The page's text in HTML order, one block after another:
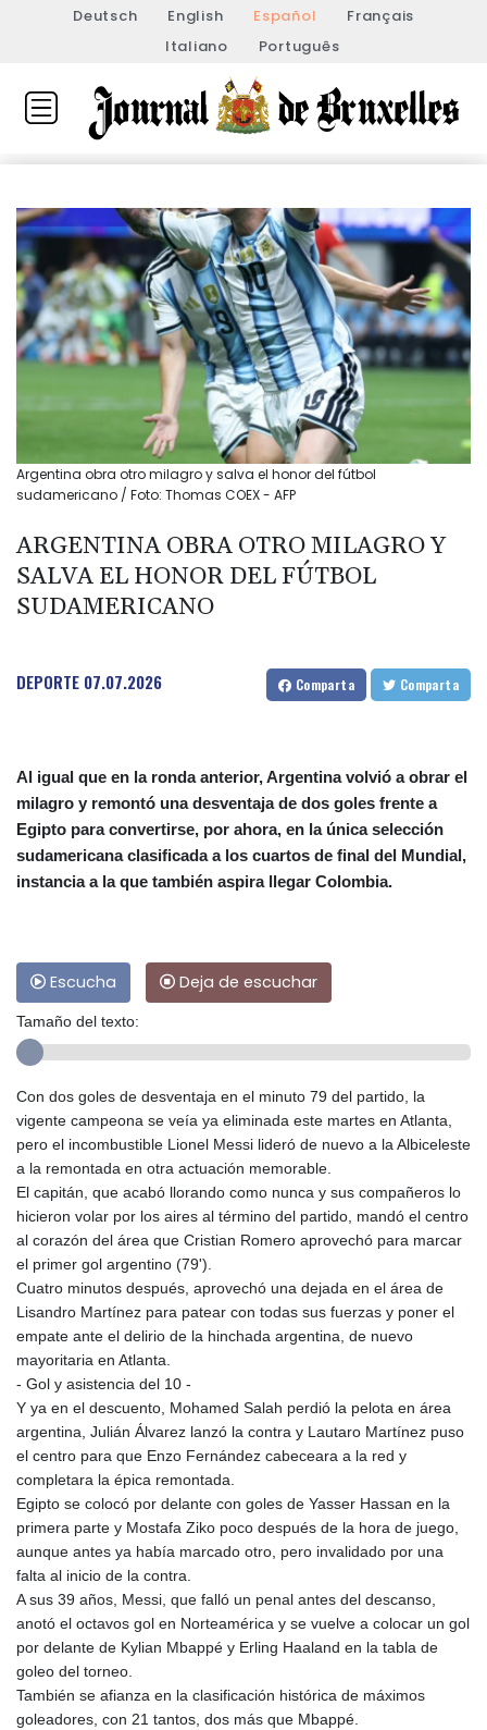
Deutsch English Español
Français
Italiano
Português
Argentina obra otro milagro y salva el honor del fútbol
sudamericano / Foto: Thomas COEX - AFP
ARGENTINA OBRA OTRO MILAGRO Y
SALVA EL HONOR DEL FÚTBOL
SUDAMERICANO
DEPORTE 07.07.2026 Comparta Comparta
Al igual que en la ronda anterior, Argentina volvió a obrar el
milagro y remontó una desventaja de dos goles frente a
Egipto para convertirse, por ahora, en la única selección
sudamericana clasificada a los cuartos de final del Mundial,
instancia a la que también aspira llegar Colombia.
Escucha Deja de escuchar
Tamaño del texto:
Con dos goles de desventaja en el minuto 79 del partido, la
vigente campeona se veía ya eliminada este martes en Atlanta,
pero el incombustible Lionel Messi lideró de nuevo a la Albiceleste
a la remontada en otra actuación memorable.
El capitán, que acabó llorando como nunca y sus compañeros lo
hicieron volar por los aires al término del partido, mandó el centro
al corazón del área que Cristian Romero aprovechó para marcar
el primer gol argentino (79').
Cuatro minutos después, aprovechó una dejada en el área de
Lisandro Martínez para patear con todas sus fuerzas y poner el
empate ante el delirio de la hinchada argentina, de nuevo
mayoritaria en Atlanta.
- Gol y asistencia del 10 -
Y ya en el descuento, Mohamed Salah perdió la pelota en área
argentina, Julián Álvarez lanzó la contra y Lautaro Martínez puso
el centro para que Enzo Fernández cabeceara a la red y
completara la épica remontada.
Egipto se colocó por delante con goles de Yasser Hassan en la
primera parte y Mostafa Ziko poco después de la hora de juego,
aunque antes ya había marcado otro, pero invalidado por una
falta al inicio de la contra.
A sus 39 años, Messi, que falló un penal antes del descanso,
anotó el octavos gol en Norteamérica y se vuelve a colocar un gol
por delante de Kylian Mbappé y Erling Haaland en la tabla de
goleo del torneo.
También se afianza en la clasificación histórica de máximos
goleadores, con 21 tantos, dos más que Mbappé.